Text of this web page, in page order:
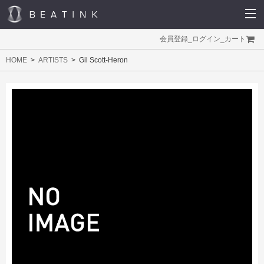
会員登録 ログイン カート
HOME ARTISTS Gil Scott-Heron